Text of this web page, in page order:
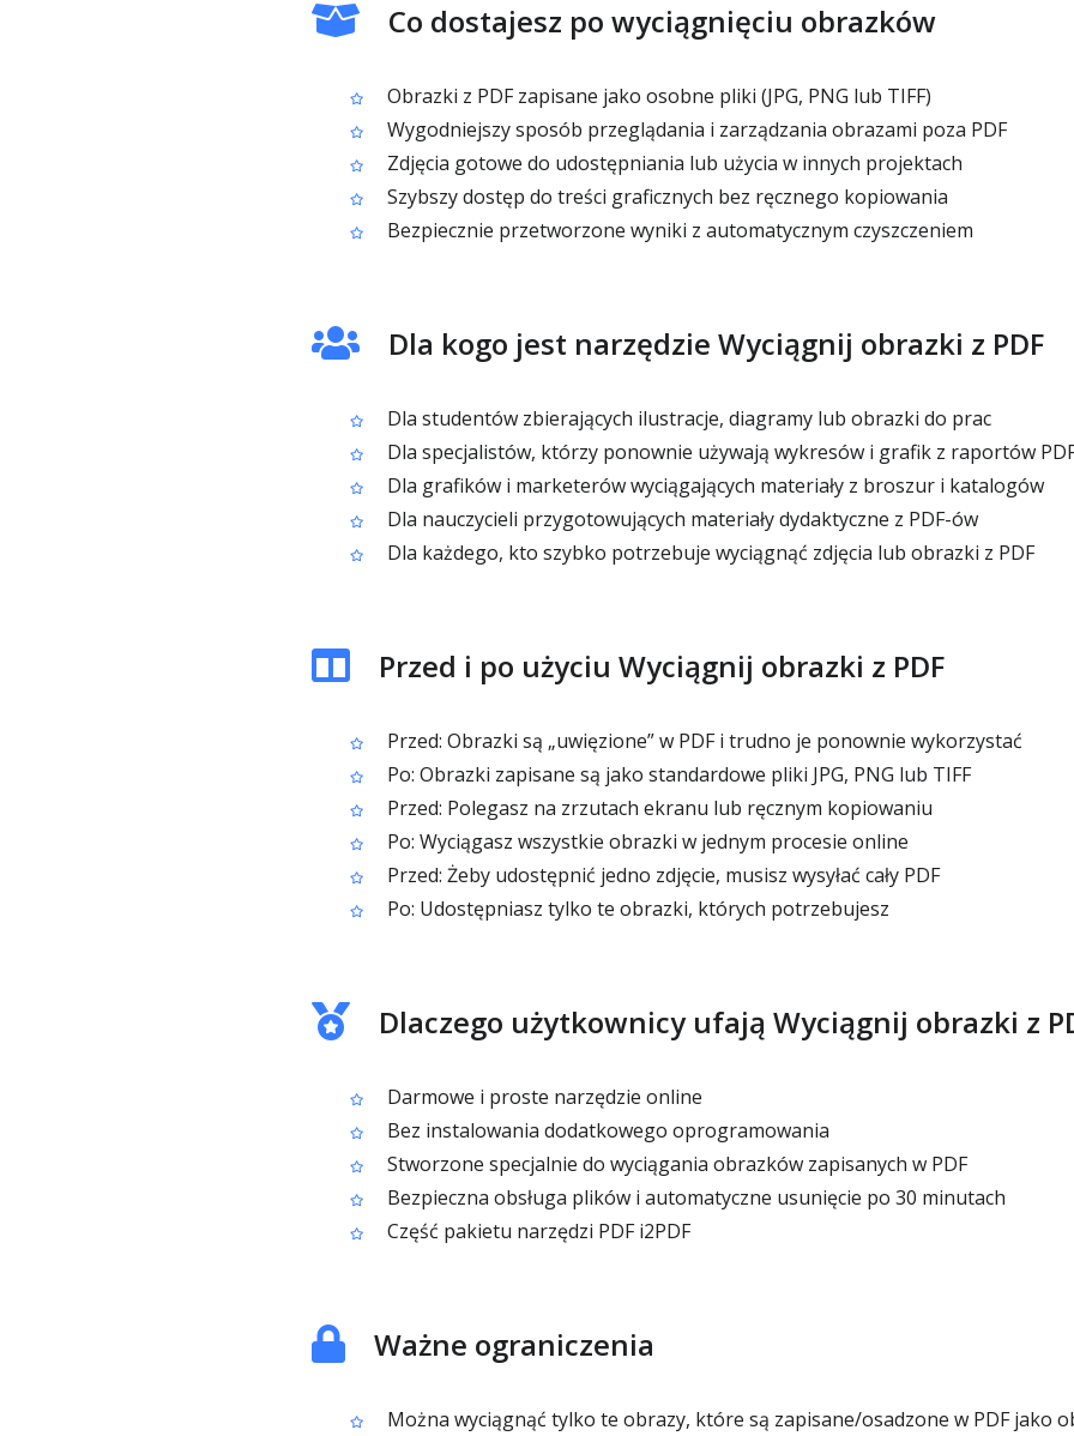
Co dostajesz po wyciągnięciu obrazków
Obrazki z PDF zapisane jako osobne pliki (JPG, PNG lub TIFF)
Wygodniejszy sposób przeglądania i zarządzania obrazami poza PDF
Zdjęcia gotowe do udostępniania lub użycia w innych projektach
Szybszy dostęp do treści graficznych bez ręcznego kopiowania
Bezpiecznie przetworzone wyniki z automatycznym czyszczeniem
Dla kogo jest narzędzie Wyciągnij obrazki z PDF
Dla studentów zbierających ilustracje, diagramy lub obrazki do prac
Dla specjalistów, którzy ponownie używają wykresów i grafik z raportów
Dla grafików i marketerów wyciągających materiały z broszur i katalogów
Dla nauczycieli przygotowujących materiały dydaktyczne z PDF-ów
Dla każdego, kto szybko potrzebuje wyciągnąć zdjęcia lub obrazki z PDF
Przed i po użyciu Wyciągnij obrazki z PDF
Przed: Obrazki są „uwięzione” w PDF i trudno je ponownie wykorzystać
Po: Obrazki zapisane są jako standardowe pliki JPG, PNG lub TIFF
Przed: Polegasz na zrzutach ekranu lub ręcznym kopiowaniu
Po: Wyciągasz wszystkie obrazki w jednym procesie online
Przed: Żeby udostępnić jedno zdjęcie, musisz wysyłać cały PDF
Po: Udostępniasz tylko te obrazki, których potrzebujesz
Dlaczego użytkownicy ufają Wyciągnij obrazki z
Darmowe i proste narzędzie online
Bez instalowania dodatkowego oprogramowania
Stworzone specjalnie do wyciągania obrazków zapisanych w PDF
Bezpieczna obsługa plików i automatyczne usunięcie po 30 minutach
Część pakietu narzędzi PDF i2PDF
Ważne ograniczenia
Można wyciągnąć tylko te obrazy, które są zapisane/osadzone w PDF jako